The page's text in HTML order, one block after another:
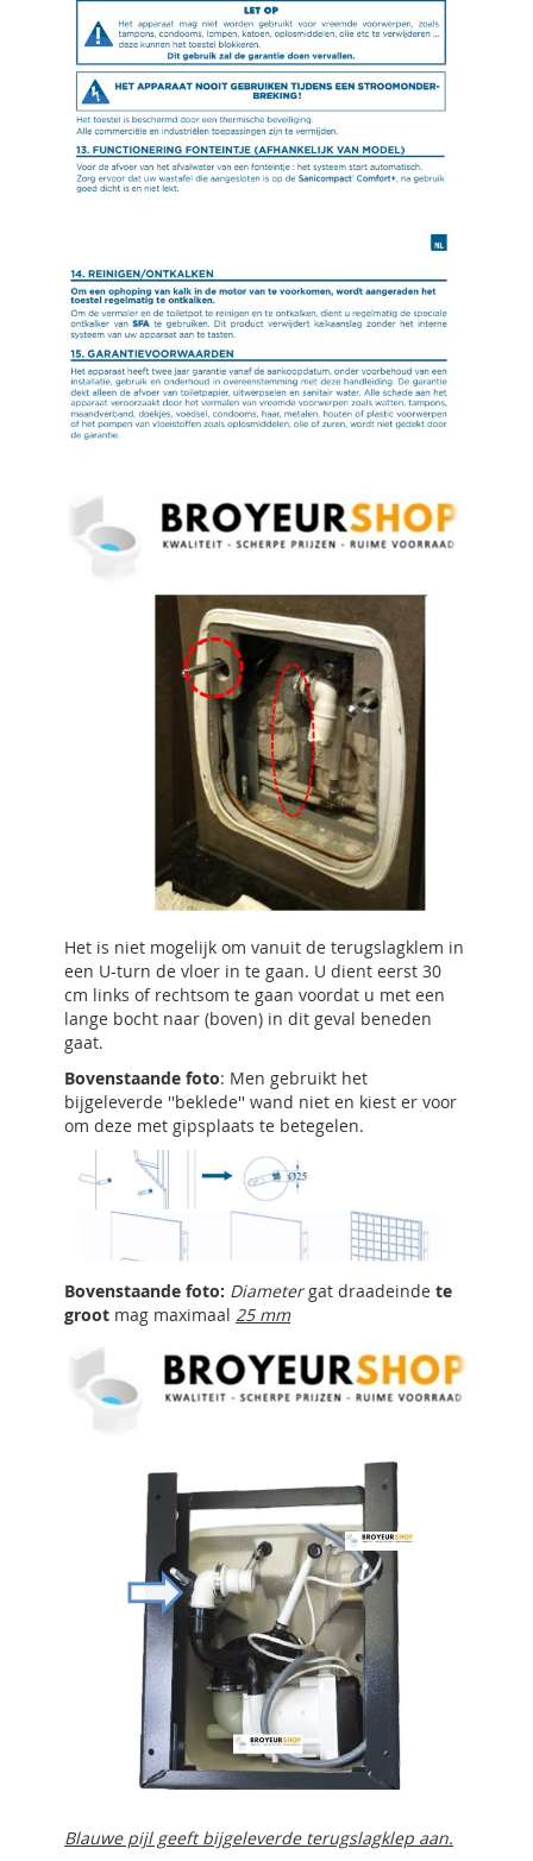
Het is niet mogelijk om vanuit de terugslagklem in
een U-turn de vloer in te gaan. U dient eerst 30
cm links of rechtsom te gaan voordat u met een
lange bocht naar (boven) in dit geval beneden
gaat.
Bovenstaande foto: Men gebruikt het
bijgeleverde ''beklede'' wand niet en kiest er voor
om deze met gipsplaats te betegelen.
Bovenstaande foto: Diametergat draadeinde te
groot mag maximaal 25 mm
Blauwe pijl geeft bijgeleverde terugslagklep aan.